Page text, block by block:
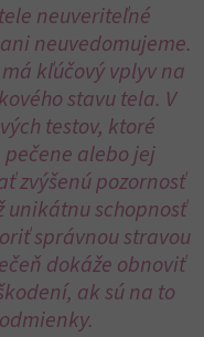
neuveriteľné
neuvedomujeme.
kľúčový vplyv na
stavu tela. V
testov, ktoré
alebo jej
zvýšenú pozornosť
schopnosť
správnou stravou
dokáže obnoviť
ak sú na to